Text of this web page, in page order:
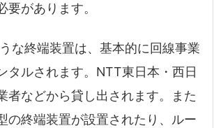
要があります。
な終端装置は、基本的に回線事業
タルされます。NTT東日本・西日
者などから貸し出されます。また
の終端装置が設置されたり、ルー